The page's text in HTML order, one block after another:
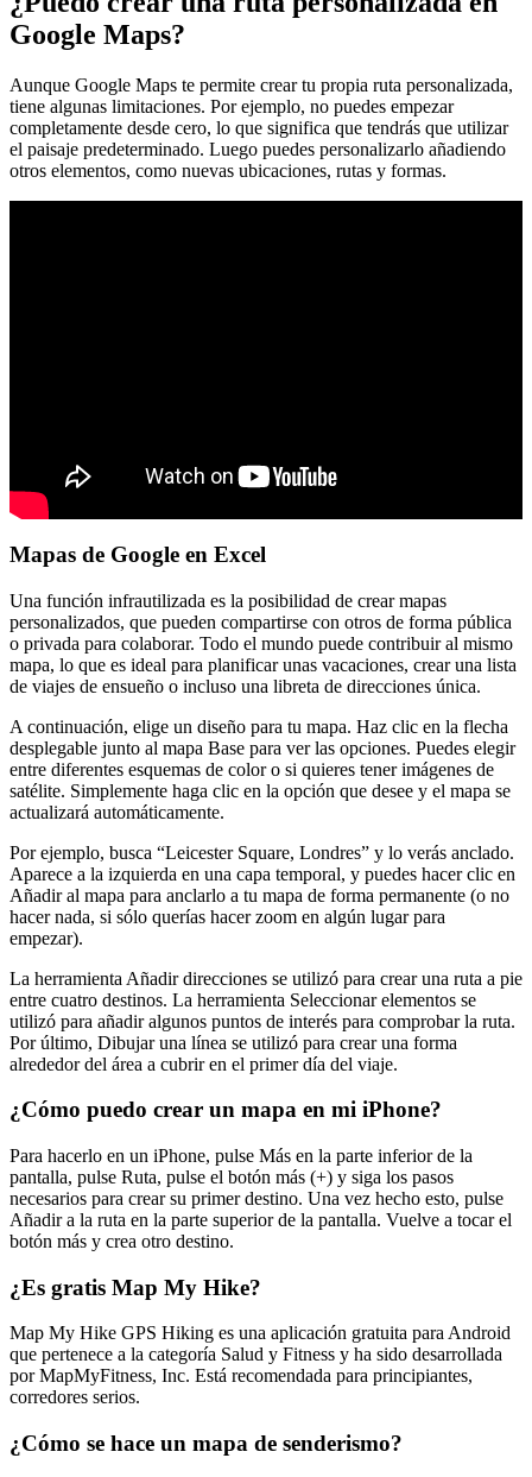
Google Maps?
Aunque Google Maps te permite crear tu propia ruta personalizada,
tiene algunas limitaciones. Por ejemplo, no puedes empezar
completamente desde cero, lo que significa que tendrás que utilizar
el paisaje predeterminado. Luego puedes personalizarlo añadiendo
otros elementos, como nuevas ubicaciones, rutas y formas.
Mapas de Google en Excel
Una función infrautilizada es la posibilidad de crear mapas
personalizados, que pueden compartirse con otros de forma pública
o privada para colaborar. Todo el mundo puede contribuir al mismo
mapa, lo que es ideal para planificar unas vacaciones, crear una lista
de viajes de ensueño o incluso una libreta de direcciones única.
A continuación, elige un diseño para tu mapa. Haz clic en la flecha
desplegable junto al mapa Base para ver las opciones. Puedes elegir
entre diferentes esquemas de color o si quieres tener imágenes de
satélite. Simplemente haga clic en la opción que desee y el mapa se
actualizará automáticamente.
Por ejemplo, busca “Leicester Square, Londres” y lo verás anclado.
Aparece a la izquierda en una capa temporal, y puedes hacer clic en
Añadir al mapa para anclarlo a tu mapa de forma permanente (o no
hacer nada, si sólo querías hacer zoom en algún lugar para
empezar).
La herramienta Añadir direcciones se utilizó para crear una ruta a pie
entre cuatro destinos. La herramienta Seleccionar elementos se
utilizó para añadir algunos puntos de interés para comprobar la ruta.
Por último, Dibujar una línea se utilizó para crear una forma
alrededor del área a cubrir en el primer día del viaje.
¿Cómo puedo crear un mapa en mi iPhone?
Para hacerlo en un iPhone, pulse Más en la parte inferior de la
pantalla, pulse Ruta, pulse el botón más (+) y siga los pasos
necesarios para crear su primer destino. Una vez hecho esto, pulse
Añadir a la ruta en la parte superior de la pantalla. Vuelve a tocar el
botón más y crea otro destino.
¿Es gratis Map My Hike?
Map My Hike GPS Hiking es una aplicación gratuita para Android
que pertenece a la categoría Salud y Fitness y ha sido desarrollada
por MapMyFitness, Inc. Está recomendada para principiantes,
corredores serios.
¿Cómo se hace un mapa de senderismo?